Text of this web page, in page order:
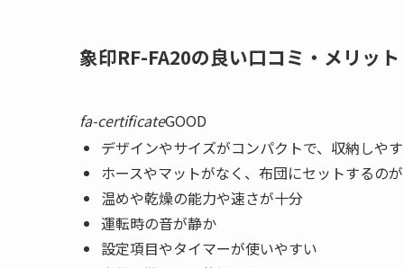
象印RF-FA20の良い口コミ・メリット
fa-certificateGOOD
デザインやサイズがコンパクトで、収納しや
ホースやマットがなく、布団にセットするの
温めや乾燥の能力や速さが十分
運転時の音が静か
設定項目やタイマーが使いやすい